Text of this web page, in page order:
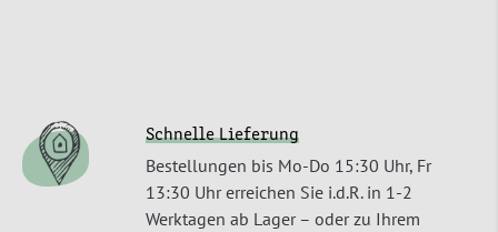
Schnelle Lieferung
Bestellungen bis Mo-Do 15:30 Uhr, Fr
13:30 Uhr erreichen Sie i.d.R. in 1-2
Werktagen ab Lager – oder zu Ihrem